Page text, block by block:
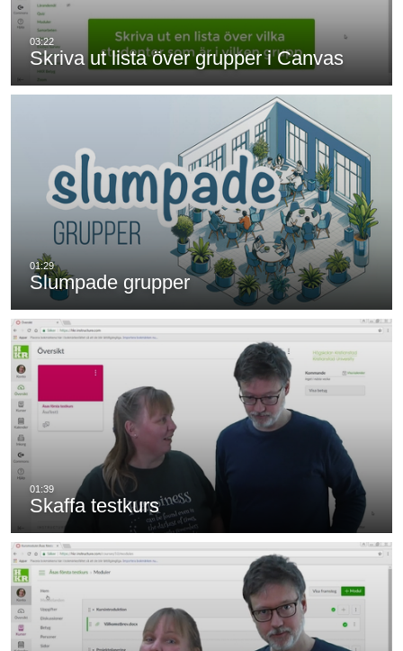
Skriva ut lista över grupper i Canvas
Slumpade grupper
Skaffa testkurs